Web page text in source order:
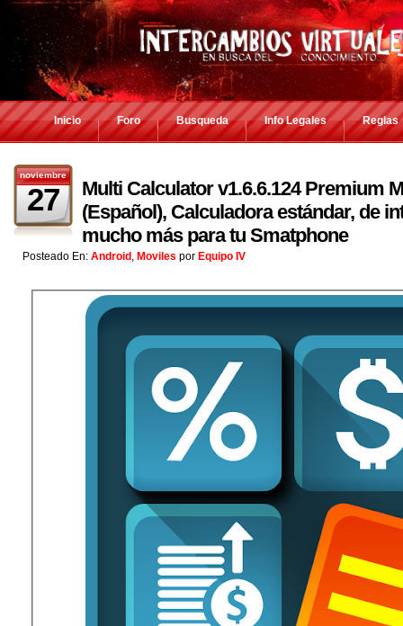
Inicio Foro Busqueda Info Legales Reglas
noviembre
27
Multi Calculator v1.6.6.124 Premium
(Español), Calculadora estándar, de
mucho más para tu Smatphone
Posteado En: Android , Moviles por Equipo IV